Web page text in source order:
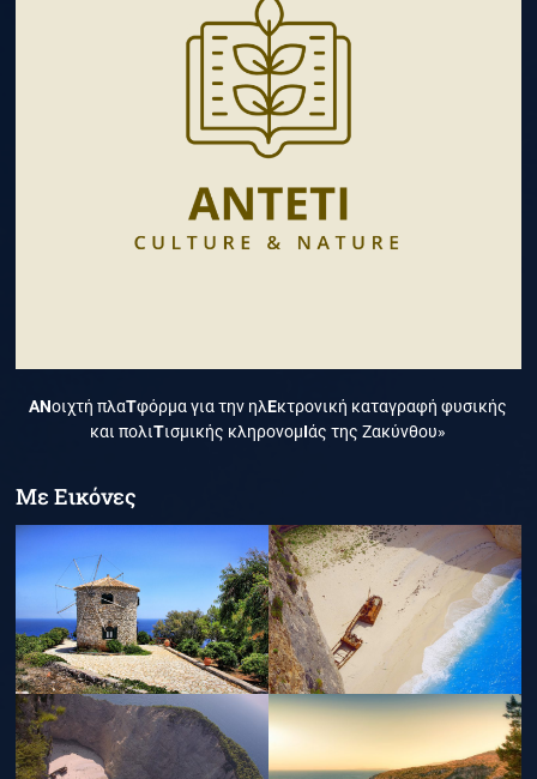
ΑΝοιχτή πλαΤφόρμα για την ηλΕκτρονική καταγραφή φυσικής
και πολιΤισμικής κληρονομΙάς της Ζακύνθου»
Με Εικόνες